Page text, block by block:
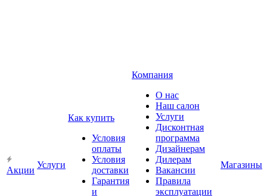
Акции
Услуги
Как купить
Условия
оплаты
Условия
доставки
Гарантия
и
Компания
О нас
Наш салон
Услуги
Дисконтная
программа
Дизайнерам
Дилерам
Вакансии
Правила
эксплуатации
Магазины